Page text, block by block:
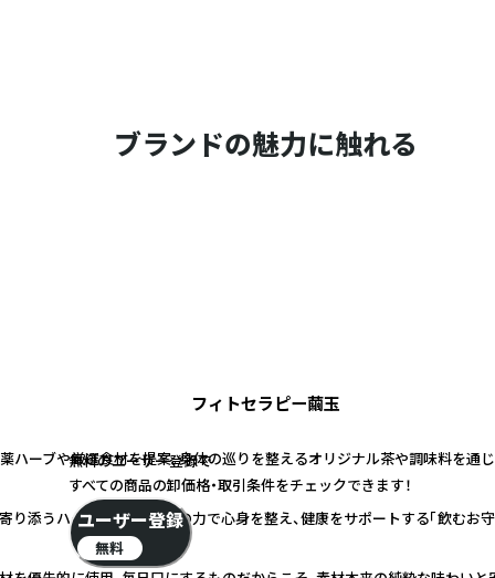
ブランドの魅力に触れる
フィトセラピー繭玉
ハーブや厳選食材を提案。身体の巡りを整えるオリジナル茶や調味料を通
添うハーブを厳選。自然の力で心身を整え、健康をサポートする「飲むお
無料のユーザー登録で
すべての商品の卸価格・取引条件をチェックできます！
ユーザー登録
無料